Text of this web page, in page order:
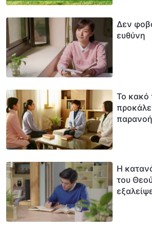
Δεν
ευθύνη
Το κακό
Η
του